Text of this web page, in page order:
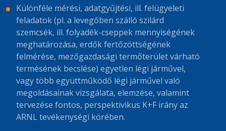
Különféle mérési, adatgyűjtési, ill. felügyeleti
feladatok (pl. a levegőben szálló szilárd
szemcsék, ill. folyadék-cseppek mennyiségének
meghatározása, erdők fertőzöttségének
felmérése, mezőgazdasági termőterület várható
termésének becslése) egyetlen légi járművel,
vagy több együttműködő légi járművel való
megoldásainak vizsgálata, elemzése, valamint
tervezése fontos, perspektivikus K+F irány az
ARNL tevékenységi körében.